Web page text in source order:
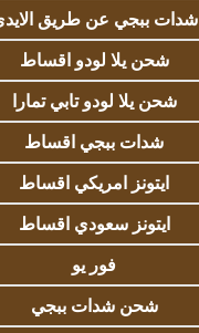
شدات ببجي عن طريق
شحن يلا لودو اقساط
شحن يلا لودو تابي تمارا
شدات ببجي اقساط
ايتونز امريكي اقساط
ايتونز سعودي اقساط
فور يو
شحن شدات ببجي